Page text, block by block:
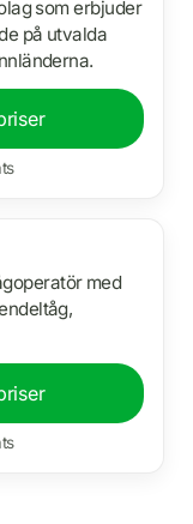
som erbjuder
på utvalda
med